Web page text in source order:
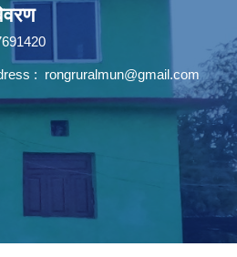
: rongruralmun@gmail.com